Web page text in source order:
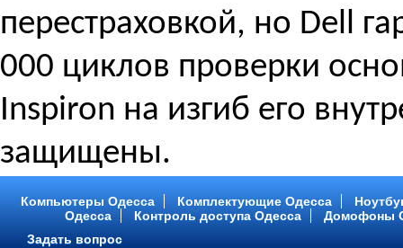
перестраховкой, но Dell
000 циклов проверки
Inspiron на изгиб его
защищены.
Компьютеры Одесса Комплектующие Одесса
Одесса
Контроль доступа Одесса
Домофоны
Задать вопрос